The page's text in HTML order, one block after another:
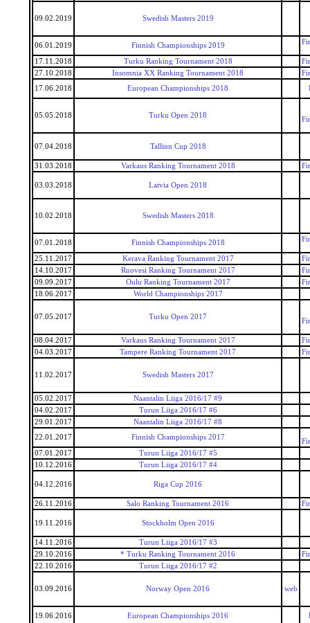
09.02.2019 Swedish Masters 2019
06.01.2019 Finnish Championships 2019
17.11.2018 Turku Ranking Tournament 2018
27.10.2018
Insomnia XX Ranking Tournament 2018
17.06.2018
European Championships 2018
05.05.2018 Turku Open 2018
07.04.2018 Tallinn Cup 2018
31.03.2018 Varkaus Ranking Tournament 2018
03.03.2018 Latvia Open 2018
10.02.2018 Swedish Masters 2018
07.01.2018 Finnish Championships 2018
25.11.2017 Kerava Ranking Tournament 2017
14.10.2017
Ruovesi Ranking Tournament 2017
09.09.2017
Oulu Ranking Tournament 2017
18.06.2017
World Championships 2017
07.05.2017 Turku Open 2017
08.04.2017 Varkaus Ranking Tournament 2017
04.03.2017
Tampere Ranking Tournament 2017
11.02.2017 Swedish Masters 2017
05.02.2017
Naantalin Liiga 2016/17 #9
04.02.2017
Turun Liiga 2016/17 #6
29.01.2017
Naantalin Liiga 2016/17 #8
22.01.2017
Finnish Championships 2017
07.01.2017
Turun Liiga 2016/17 #5
10.12.2016
Turun Liiga 2016/17 #4
04.12.2016 Riga Cup 2016
26.11.2016 Salo Ranking Tournament 2016
19.11.2016 Stockholm Open 2016
14.11.2016
Turun Liiga 2016/17 #3
29.10.2016
* Turku Ranking Tournament 2016
22.10.2016
Turun Liiga 2016/17 #2
03.09.2016 Norway Open 2016 web
19.06.2016 European Championships 2016